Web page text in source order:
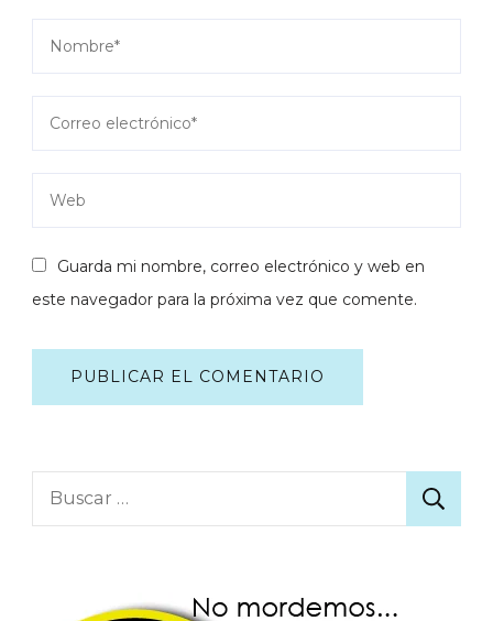
Guarda mi nombre, correo electrónico y web en
este navegador para la próxima vez que comente.
Buscar: